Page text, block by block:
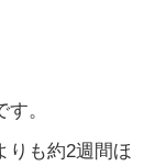
。
りも約2週間ほ